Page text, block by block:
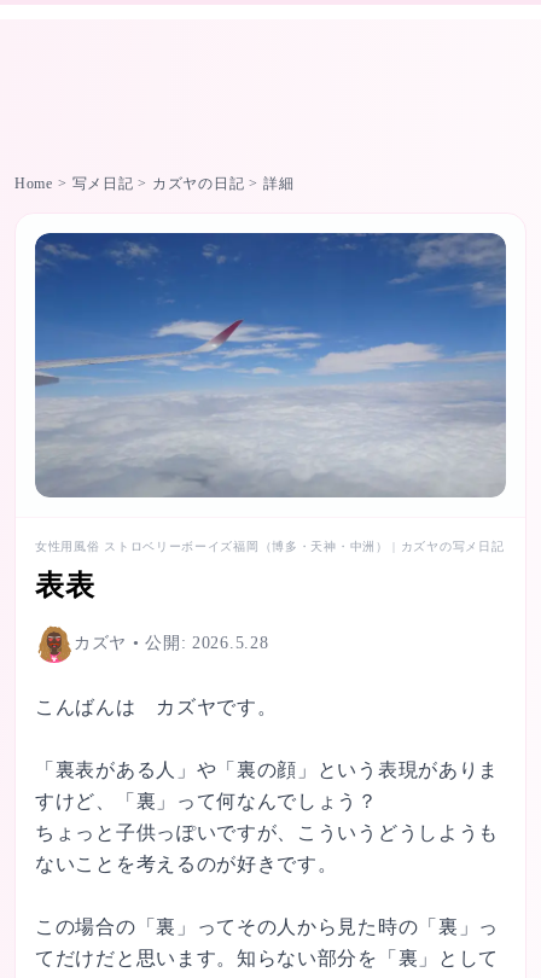
Home > 写メ日記 > カズヤの日記 > 詳細
女性用風俗 ストロベリーボーイズ福岡（博多・天神・中洲） カズヤの写メ日記
表表
カズヤ • 公開:2026.5.28
こんばんは　カズヤです。
「裏表がある人」や「裏の顔」という表現がありま
すけど、「裏」って何なんでしょう？
ちょっと子供っぽいですが、こういうどうしようも
ないことを考えるのが好きです。
この場合の「裏」ってその人から見た時の「裏」っ
てだけだと思います。知らない部分を「裏」として